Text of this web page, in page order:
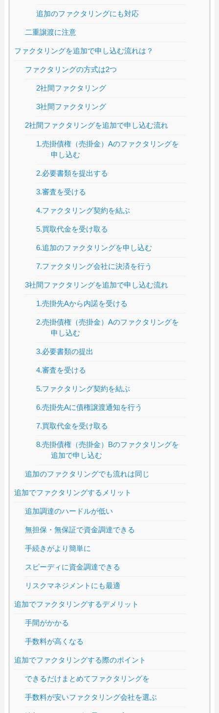
追加のファクタリングにも対応
二重譲渡に注意
ファクタリングを追加で申し込む流れは？
ファクタリングの方式は2つ
2社間ファクタリング
3社間ファクタリング
2社間ファクタリングを追加で申し込む流れ
1.売掛債権（売掛金）Aのファクタリングを
申し込む
2.必要書類を提出する
3.審査を受ける
4.ファクタリング契約を結ぶ
5.買取代金を受け取る
6.追加のファクタリングを申し込む
7.ファクタリング会社に決済を行う
3社間ファクタリングを追加で申し込む流れ
1.売掛先Aから内諾を受ける
2.売掛債権（売掛金）Aのファクタリングを
申し込む
3.必要書類の提出
4.審査を受ける
5.ファクタリング契約を結ぶ
6.売掛先Aに債権譲渡通知を行う
7.買取代金を受け取る
8.売掛債権（売掛金）Bのファクタリングを
追加で申し込む
追加のファクタリングでも流れは同じ
追加でファクタリングするメリット
追加調達のハードルが低い
無担保・無保証で資金調達できる
手続きがより簡単に
スピーディに資金調達できる
リスクマネジメントにも最適
追加でファクタリングするデメリット
手間がかかる
手数料が高くなる
追加でファクタリングする際のポイント
できるだけまとめてファクタリングを
手数料が安いファクタリング会社を選ぶ